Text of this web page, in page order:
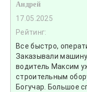
Андрей
17.05.2025
Рейтинг:
Все быстро,
Заказывали
водитель Максим
строительным
Богучар. Большое